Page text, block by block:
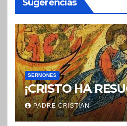
Sugerencias
SERMONES
¡CRISTO HA
PADRE CRISTIAN